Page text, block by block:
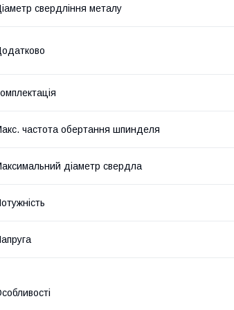
свердління металу
частота обертання шпинделя
діаметр свердла